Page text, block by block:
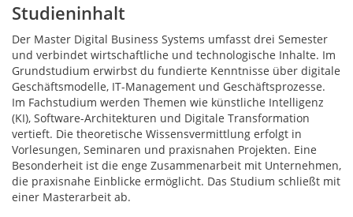
Studieninhalt
Der Master Digital Business Systems umfasst drei Semester
und verbindet wirtschaftliche und technologische Inhalte. Im
Grundstudium erwirbst du fundierte Kenntnisse über digitale
Geschäftsmodelle, IT-Management und Geschäftsprozesse.
Im Fachstudium werden Themen wie künstliche Intelligenz
(KI), Software-Architekturen und Digitale Transformation
vertieft. Die theoretische Wissensvermittlung erfolgt in
Vorlesungen, Seminaren und praxisnahen Projekten. Eine
Besonderheit ist die enge Zusammenarbeit mit Unternehmen,
die praxisnahe Einblicke ermöglicht. Das Studium schließt mit
einer Masterarbeit ab.